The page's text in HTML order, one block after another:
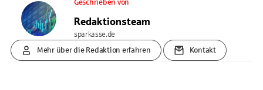
Geschrieben von
Redaktionsteam
sparkasse.de
Mehr über die Redaktion erfahren
Kontakt